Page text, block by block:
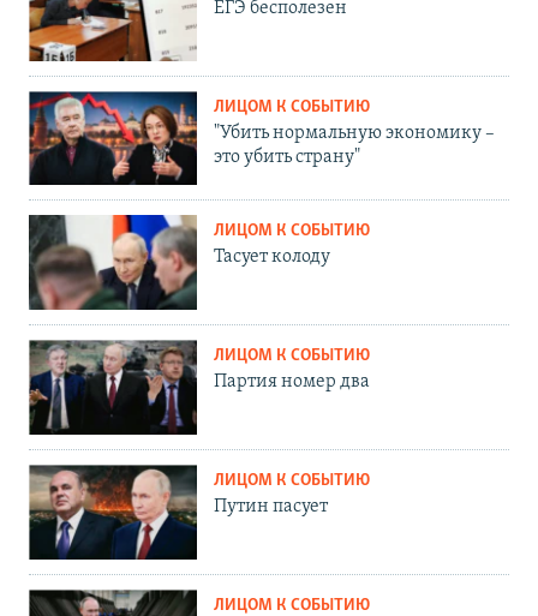
ЕГЭ бесполезен
ЛИЦОМ К СОБЫТИЮ
"Убить нормальную экономику –
это убить страну"
ЛИЦОМ К СОБЫТИЮ
Тасует колоду
ЛИЦОМ К СОБЫТИЮ
Партия номер два
ЛИЦОМ К СОБЫТИЮ
Путин пасует
ЛИЦОМ К СОБЫТИЮ